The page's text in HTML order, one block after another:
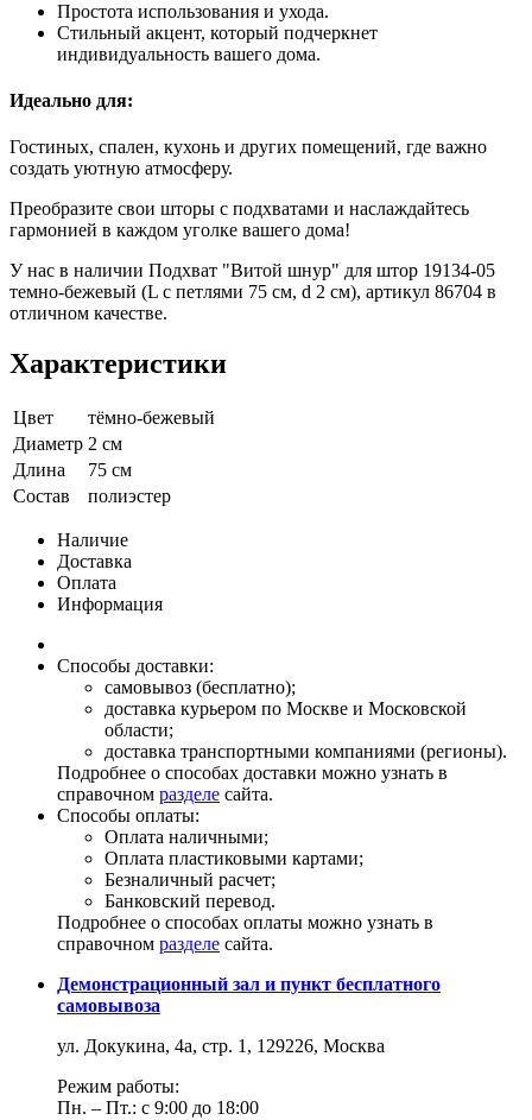
Простота использования и ухода.
Стильный акцент, который подчеркнет
индивидуальность вашего дома.
Идеально для:
Гостиных, спален, кухонь и других помещений, где важно
создать уютную атмосферу.
Преобразите свои шторы с подхватами и наслаждайтесь
гармонией в каждом уголке вашего дома!
У нас в наличии Подхват "Витой шнур" для штор 19134-05
темно-бежевый (L с петлями 75 см, d 2 см), артикул 86704 в
отличном качестве.
Характеристики
Цвет
тёмно-бежевый
Диаметр 2 см
Длина
75 см
Состав
полиэстер
Наличие
Доставка
Оплата
Информация
Способы доставки:
самовывоз (бесплатно);
доставка курьером по Москве и Московской
области;
доставка транспортными компаниями (регионы).
Подробнее о способах доставки можно узнать в
справочном разделе сайта.
Способы оплаты:
Оплата наличными;
Оплата пластиковыми картами;
Безналичный расчет;
Банковский перевод.
Подробнее о способах оплаты можно узнать в
справочном разделе сайта.
Демонстрационный зал и пункт бесплатного
самовывоза
ул. Докукина, 4а, стр. 1, 129226, Москва
Режим работы:
Пн. – Пт.: с 9:00 до 18:00